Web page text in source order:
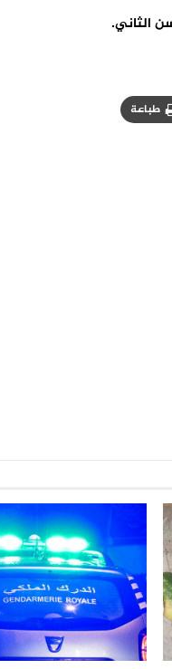
طباعة